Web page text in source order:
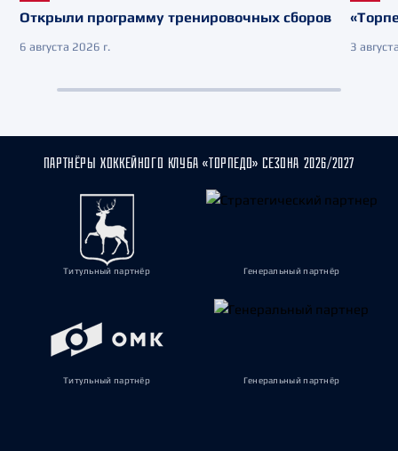
Открыли программу тренировочных сборов
6 августа 2026 г. 3
ПАРТНЁРЫ ХОККЕЙНОГО КЛУБА «ТОРПЕДО» СЕЗОНА 2026/2027
Титульный партнёр Генеральный партнёр
Титульный партнёр Генеральный партнёр